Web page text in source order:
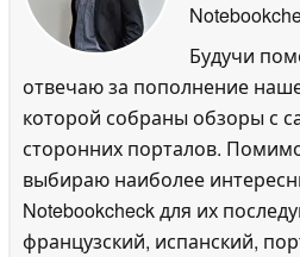
Будучи
отвечаю за пополнение
которой собраны обзоры с
сторонних порталов.
выбираю наиболее
Notebookcheck для их
французский, испанский,